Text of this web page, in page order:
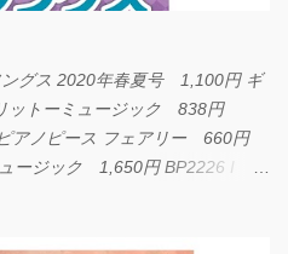
ングス 2020年春夏号 1,100円 ギ
ットーミュージック 838円
アノピース フェアリー 660円
ージック 1,650円 BP2226 I